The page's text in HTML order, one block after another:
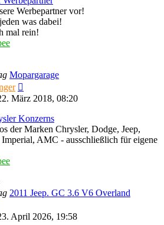
Werbepartner vor!
was dabei!
mal rein!
Mopargarage
Beitrag
März 2018, 08:20
Konzerns
der Marken Chrysler, Dodge, Jeep,
AMC - ausschließlich für eigene
2011 Jeep. GC 3.6 V6 Overland
April 2026, 19:58